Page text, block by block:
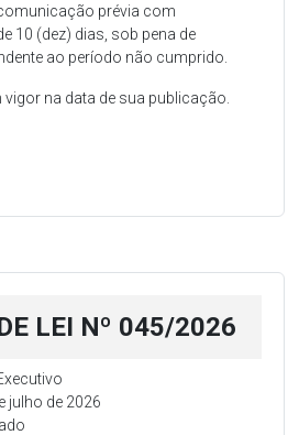
prévia com
10 (dez) dias, sob pena de
ao período não cumprido.
vigor na data de sua publicação.
LEI Nº 045/2026
julho de 2026